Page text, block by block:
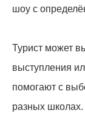
шоу с
Турист может
выступления
помогают с
разных школах.